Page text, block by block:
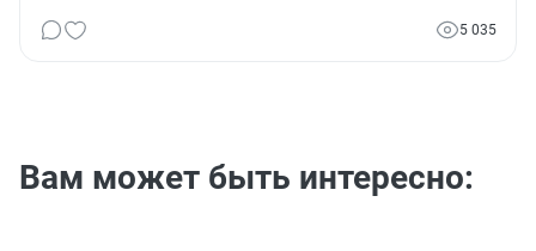
5 035
Вам может быть интересно: